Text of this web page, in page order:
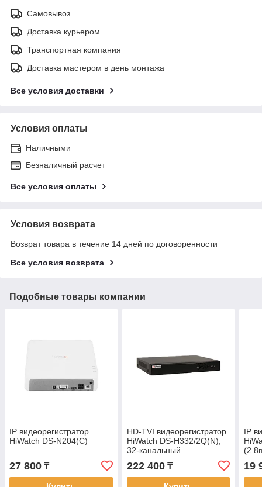
Самовывоз
Доставка курьером
Транспортная компания
Доставка мастером в день монтажа
Все условия доставки
Условия оплаты
Наличными
Безналичный расчет
Все условия оплаты
Условия возврата
Возврат товара в течение 14 дней по договоренности
Все условия возврата
Подобные товары компании
IP видеорегистратор
HiWatch DS-N204(C)
27 800 ₸
HD-TVI видеорегистратор
HiWatch DS-H332/2Q(N),
32-канальный
222 400₸
IP
19